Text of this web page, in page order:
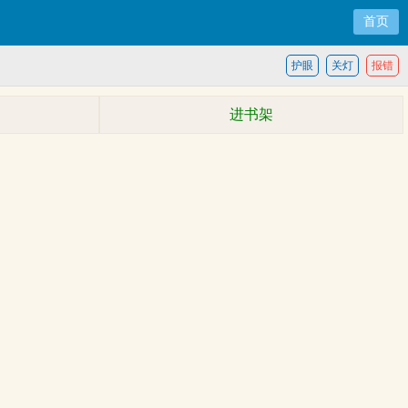
首页
报错
关灯
护眼
进书架